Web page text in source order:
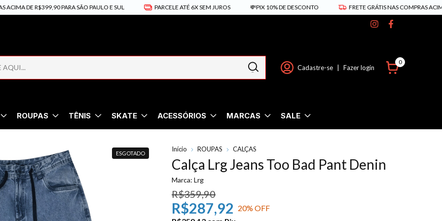
DE R$399,90 PARA SÃO PAULO E SUL PARCELE ATÉ 6X SEM JUROS 💸PIX 10% DE DESCONTO FRETE GRÁTIS NAS COMPRAS ACIMA
Cadastre-se Fazer login
0
ROUPAS TÊNIS SKATE ACESSÓRIOS MARCAS SALE
ESGOTADO
Início ROUPAS CALÇAS
Calça Lrg Jeans Too Bad Pant Denin
Marca: Lrg
R$359,90
R$287,92 20% OFF